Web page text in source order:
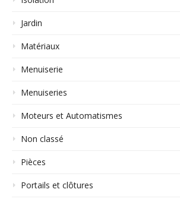
Jardin
Matériaux
Menuiserie
Menuiseries
Moteurs et Automatismes
Non classé
Pièces
Portails et clôtures